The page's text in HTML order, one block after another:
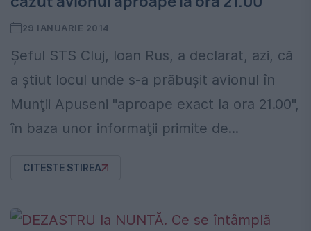
29 IANUARIE 2014
Şeful STS Cluj, Ioan Rus, a declarat, azi, că
a ştiut locul unde s-a prăbuşit avionul în
Munţii Apuseni "aproape exact la ora 21.00",
în baza unor informaţii primite de...
CITESTE STIREA